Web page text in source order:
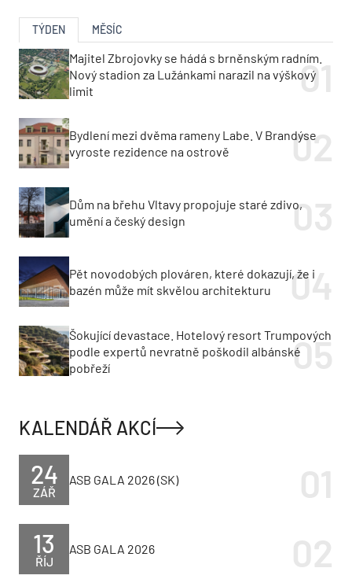
TÝDEN MĚSÍC
Majitel Zbrojovky se hádá s brněnským radním.
Nový stadion za Lužánkami narazil na výškový
limit
Bydlení mezi dvěma rameny Labe. V Brandýse
vyroste rezidence na ostrově
Dům na břehu Vltavy propojuje staré zdivo,
umění a český design
Pět novodobých plováren, které dokazují, že i
bazén může mít skvělou architekturu
Šokující devastace. Hotelový resort Trumpových
podle expertů nevratně poškodil albánské
pobřeží
KALENDÁŘ AKCÍ
ZÁŘ
24 ASB GALA 2026 (SK)
ŘÍJ
13 ASB GALA 2026